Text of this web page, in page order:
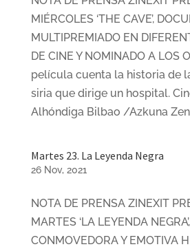
MIÉRCOLES ‘THE CAVE’,
MULTIPREMIADO EN
DE CINE Y NOMINADO A LOS
película cuenta la historia de
siria que dirige un hospital.
Alhóndiga Bilbao /Azkuna
Martes 23. La Leyenda Negra
26 Nov, 2021
NOTA DE PRENSA ZINEXIT
MARTES ‘LA LEYENDA
CONMOVEDORA Y EMOTIVA